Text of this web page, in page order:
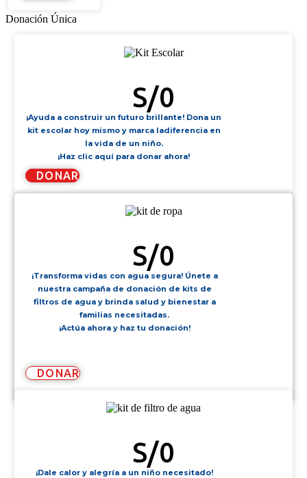
Donación Única
S/0
¡Ayuda a construir un futuro brillante! Dona un
kit escolar hoy mismo y marca ladiferencia en
la vida de un niño.
¡Haz clic aquí para donar ahora!
DONAR
S/0
¡Transforma vidas con agua segura! Únete a
nuestra campaña de donación de kits de
filtros de agua y brinda salud y bienestar a
familias necesitadas.
¡Actúa ahora y haz tu donación!
DONAR
S/0
¡Dale calor y alegría a un niño necesitado!